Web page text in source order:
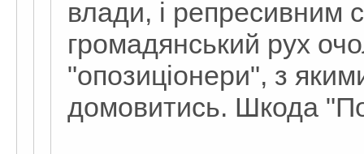
влади, і репресивним
громадянський рух
"опозиціонери", з
домовитись. Шкода